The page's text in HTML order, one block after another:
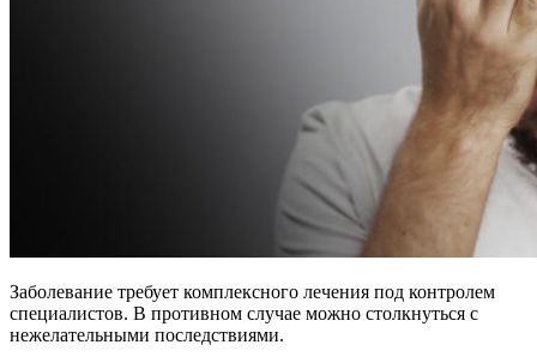
Заболевание требует комплексного лечения под контролем
специалистов. В противном случае можно столкнуться с
нежелательными последствиями.